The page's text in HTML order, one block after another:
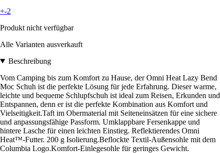
+-2
Produkt nicht verfügbar
Alle Varianten ausverkauft
Beschreibung
Vom Camping bis zum Komfort zu Hause, der Omni Heat Lazy Bend
Moc Schuh ist die perfekte Lösung für jede Erfahrung. Dieser warme,
leichte und bequeme Schlupfschuh ist ideal zum Reisen, Erkunden und
Entspannen, denn er ist die perfekte Kombination aus Komfort und
Vielseitigkeit.Taft im Obermaterial mit Seiteneinsätzen für eine sichere
und anpassungsfähige Passform. Umklappbare Fersenkappe und
hintere Lasche für einen leichten Einstieg. Reflektierendes Omni
Heat™-Futter. 200 g Isolierung.Beflockte Textil-Außensohle mit dem
Columbia Logo.Komfort-Einlegesohle für geringes Gewicht.